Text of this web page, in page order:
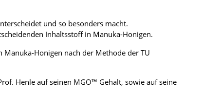
und so besonders macht.
Inhaltsstoff in Manuka-Honigen.
Honigen nach der Methode der TU
Henle auf seinen MGO™ Gehalt, sowie auf seine